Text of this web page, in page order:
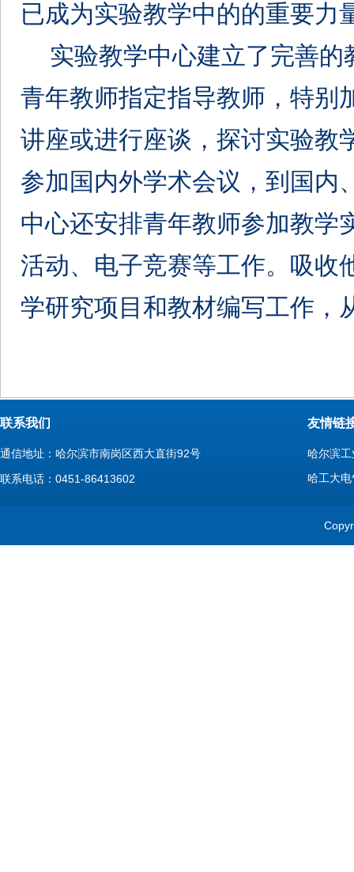
已成为实验教学中的的重要力
实验教学中心建立了完善
青年教师指定指导教师，特别
讲座或进行座谈，探讨实验教
参加国内外学术会议，到国内
中心还安排青年教师参加教学
活动、电子竞赛等工作。吸收
学研究项目和教材编写工作，
联系我们
通信地址：哈尔滨市南岗区西大直街92号
联系电话：0451-86413602
友情链
哈尔滨
哈工大